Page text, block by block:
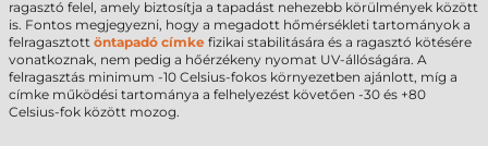
ragasztó felel, amely biztosítja a tapadást nehezebb körülmények között
is. Fontos megjegyezni, hogy a megadott hőmérsékleti tartományok a
felragasztott öntapadó címke fizikai stabilitására és a ragasztó kötésére
vonatkoznak, nem pedig a hőérzékeny nyomat UV-állóságára. A
felragasztás minimum -10 Celsius-fokos környezetben ajánlott, míg a
címke működési tartománya a felhelyezést követően -30 és +80
Celsius-fok között mozog.